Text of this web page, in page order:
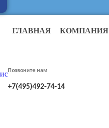
ГЛАВНАЯ КОМПАНИЯ
Позвоните нам
+7(495)492-74-14